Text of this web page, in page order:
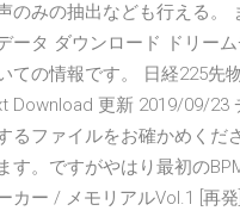
のみの抽出なども行える。
ータ ダウンロード ドリー
ての情報です。 日経225先
Download 更新 2019/09/
るファイルをお確かめく
す。ですがやはり最初の
カー / メモリアルVol.1 [再